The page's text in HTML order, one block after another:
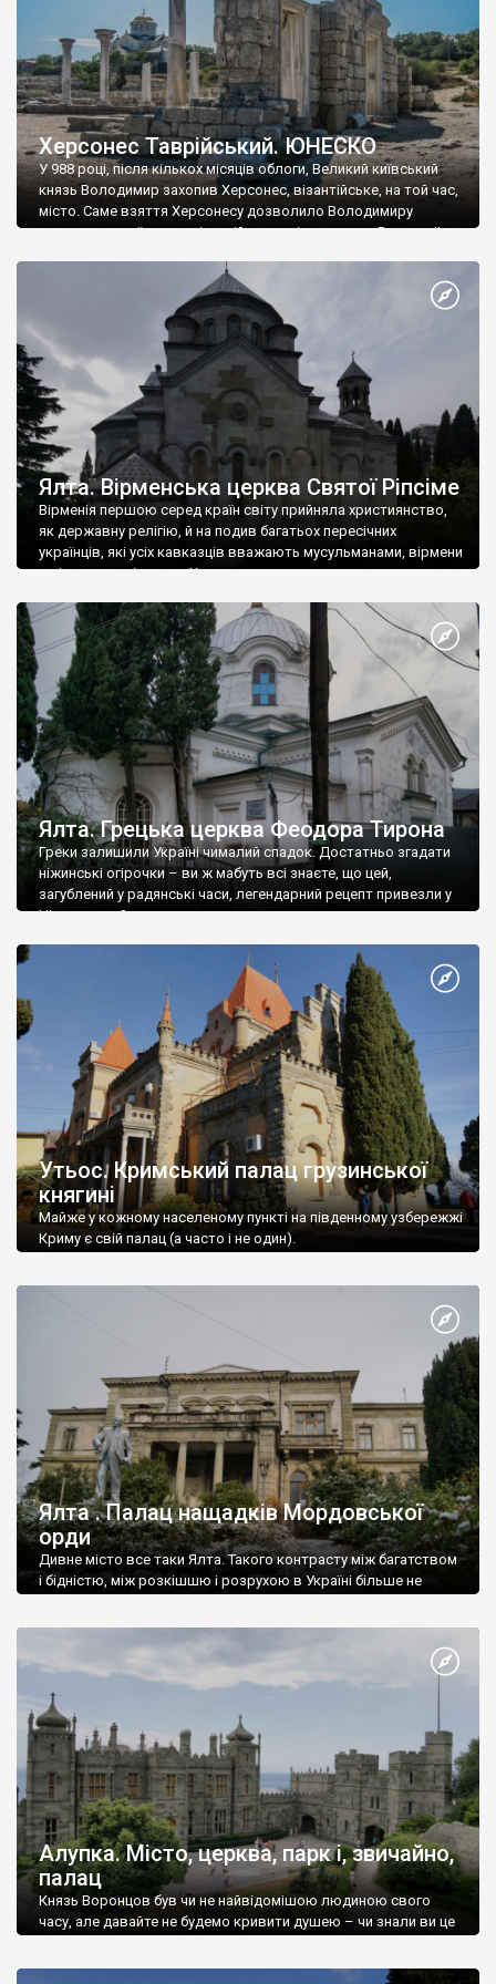
Херсонес Таврійський. ЮНЕСКО
У 988 році, після кількох місяців облоги, Великий київський
князь Володимир захопив Херсонес, візантійське, на той час,
місто. Саме взяття Херсонесу дозволило Володимиру
диктувати свої умови візантійському імператору Василю ІІ, та
Херсонесі Володимир-язичник, став Василем-християнином.
А потім було Хрещення Русі. На честь Херсонесу Таврійського
Ялта. Вірменська церква Святої Ріпсіме
Вірменія першою серед країн світу прийняла християнство,
як державну релігію, й на подив багатьох пересічних
українців, які усіх кавказців вважають мусульманами, вірмени
є відданими вірянами Христа
Ялта. Грецька церква Феодора Тирона
Греки залишили Україні чималий спадок. Достатньо згадати
ніжинські огірочки – ви ж мабуть всі знаєте, що цей,
загублений у радянські часи, легендарний рецепт привезли у
Ніжин греки?
Утьос. Кримський палац грузинської
княгині
Майже у кожному населеному пункті на південному узбережжі
Криму є свій палац (а часто і не один).
Ялта . Палац нащадків Мордовської
орди
Дивне місто все таки Ялта. Такого контрасту між багатством
і бідністю, між розкішшю і розрухою в Україні більше не
Алупка. Місто, церква, парк і, звичайно,
палац
Князь Воронцов був чи не найвідомішою людиною свого
часу, але давайте не будемо кривити душею – чи знали ви це